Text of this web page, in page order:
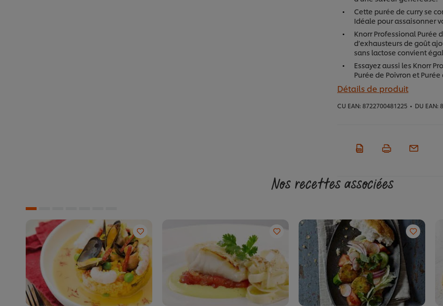
Cette purée de curry se
Idéale pour assaisonner
Knorr Professional Purée
d’exhausteurs de goût
sans lactose convient
Essayez aussi les Knorr
Purée de Poivron et
Détails de produit
CU EAN: 8722700481225 • DU EAN:
Nos recettes associées